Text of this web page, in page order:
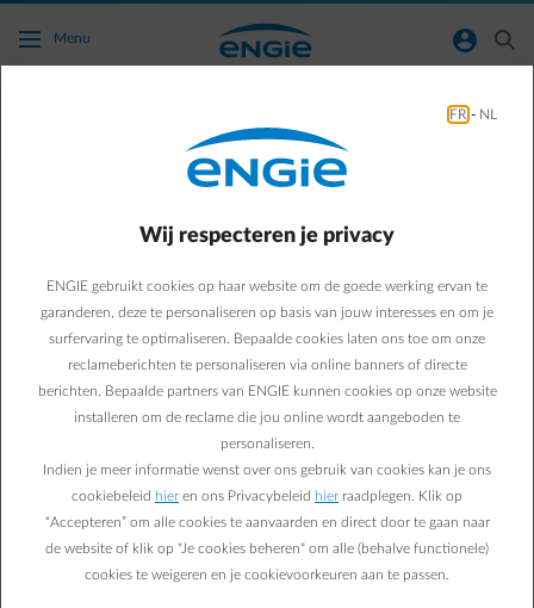
Ga naar de hoofdinhoud
Menu normal-account-circle search
Kunnen jullie mij helpen bij het bepalen van
een correct voorschot?
arrow-left Terug naar contactpagina
Het spijt ons, maar we kunnen je voorschot niet simuleren op basis
van je meterstanden. We nodigen je uit om regelmatig je voorschot
na te kijken.
Direct zelf regelen
FR - NL
Wij respecteren je privacy
ENGIE gebruikt cookies op haar website om de goede werking ervan te
garanderen, deze te personaliseren op basis van jouw interesses en om je
surfervaring te optimaliseren. Bepaalde cookies laten ons toe om onze
reclameberichten te personaliseren via online banners of directe
berichten. Bepaalde partners van ENGIE kunnen cookies op onze website
installeren om de reclame die jou online wordt aangeboden te
personaliseren.
Indien je meer informatie wenst over ons gebruik van cookies kan je ons
cookiebeleid hier en ons Privacybeleid hier raadplegen. Klik op
“Accepteren” om alle cookies te aanvaarden en direct door te gaan naar
de website of klik op "Je cookies beheren" om alle (behalve functionele)
cookies te weigeren en je cookievoorkeuren aan te passen.